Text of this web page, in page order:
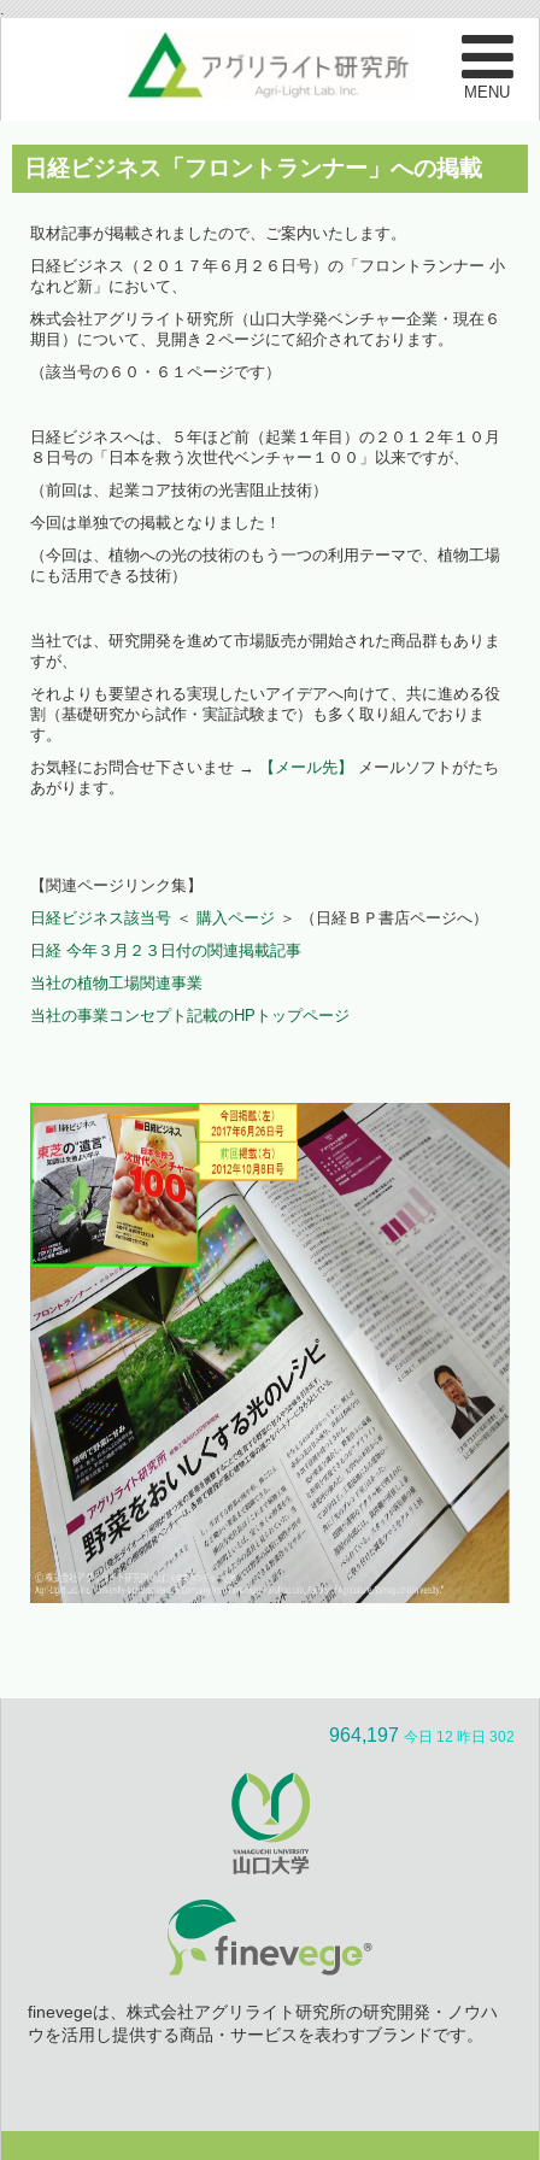
.
日経ビジネス「フロントランナー」への掲載
取材記事が掲載されましたので、ご案内いたします。
日経ビジネス（２０１７年６月２６日号）の「フロントランナー 小
なれど新」において、
株式会社アグリライト研究所（山口大学発ベンチャー企業・現在６
期目）について、見開き２ページにて紹介されております。
（該当号の６０・６１ページです）
日経ビジネスへは、５年ほど前（起業１年目）の２０１２年１０月
８日号の「日本を救う次世代ベンチャー１００」以来ですが、
（前回は、起業コア技術の光害阻止技術）
今回は単独での掲載となりました！
（今回は、植物への光の技術のもう一つの利用テーマで、植物工場
にも活用できる技術）
当社では、研究開発を進めて市場販売が開始された商品群もありま
すが、
それよりも要望される実現したいアイデアへ向けて、共に進める役
割（基礎研究から試作・実証試験まで）も多く取り組んでおりま
す。
お気軽にお問合せ下さいませ →
【メール先】
メールソフトがたち
あがります。
【関連ページリンク集】
日経ビジネス該当号 ＜ 購入ページ ＞ （日経ＢＰ書店ページへ）
日経 今年３月２３日付の関連掲載記事
当社の植物工場関連事業
当社の事業コンセプト記載のHPトップページ
964,197 今日 12 昨日 302
finevegeは、株式会社アグリライト研究所の研究開発・ノウハ
ウを活用し提供する商品・サービスを表わすブランドです。